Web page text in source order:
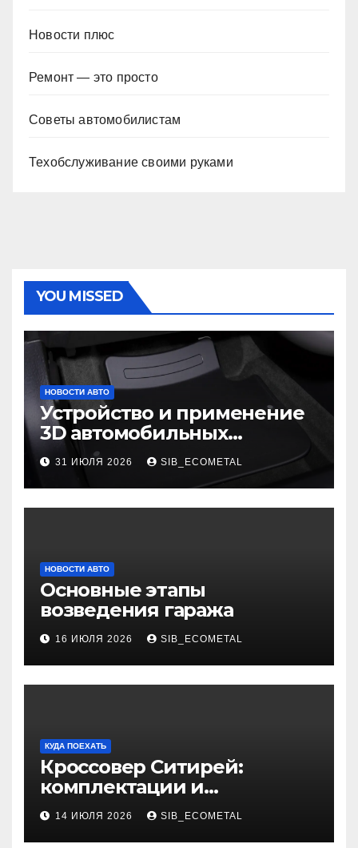
Новости плюс
Ремонт — это просто
Советы автомобилистам
Техобслуживание своими руками
YOU MISSED
НОВОСТИ АВТО
Устройство и применение
3D автомобильных
ковриков
31 ИЮЛЯ 2026 SIB_ECOMETAL
НОВОСТИ АВТО
Основные этапы
возведения гаража
16 ИЮЛЯ 2026 SIB_ECOMETAL
КУДА ПОЕХАТЬ
Кроссовер Ситирей:
комплектации и
характеристики
14 ИЮЛЯ 2026 SIB_ECOMETAL